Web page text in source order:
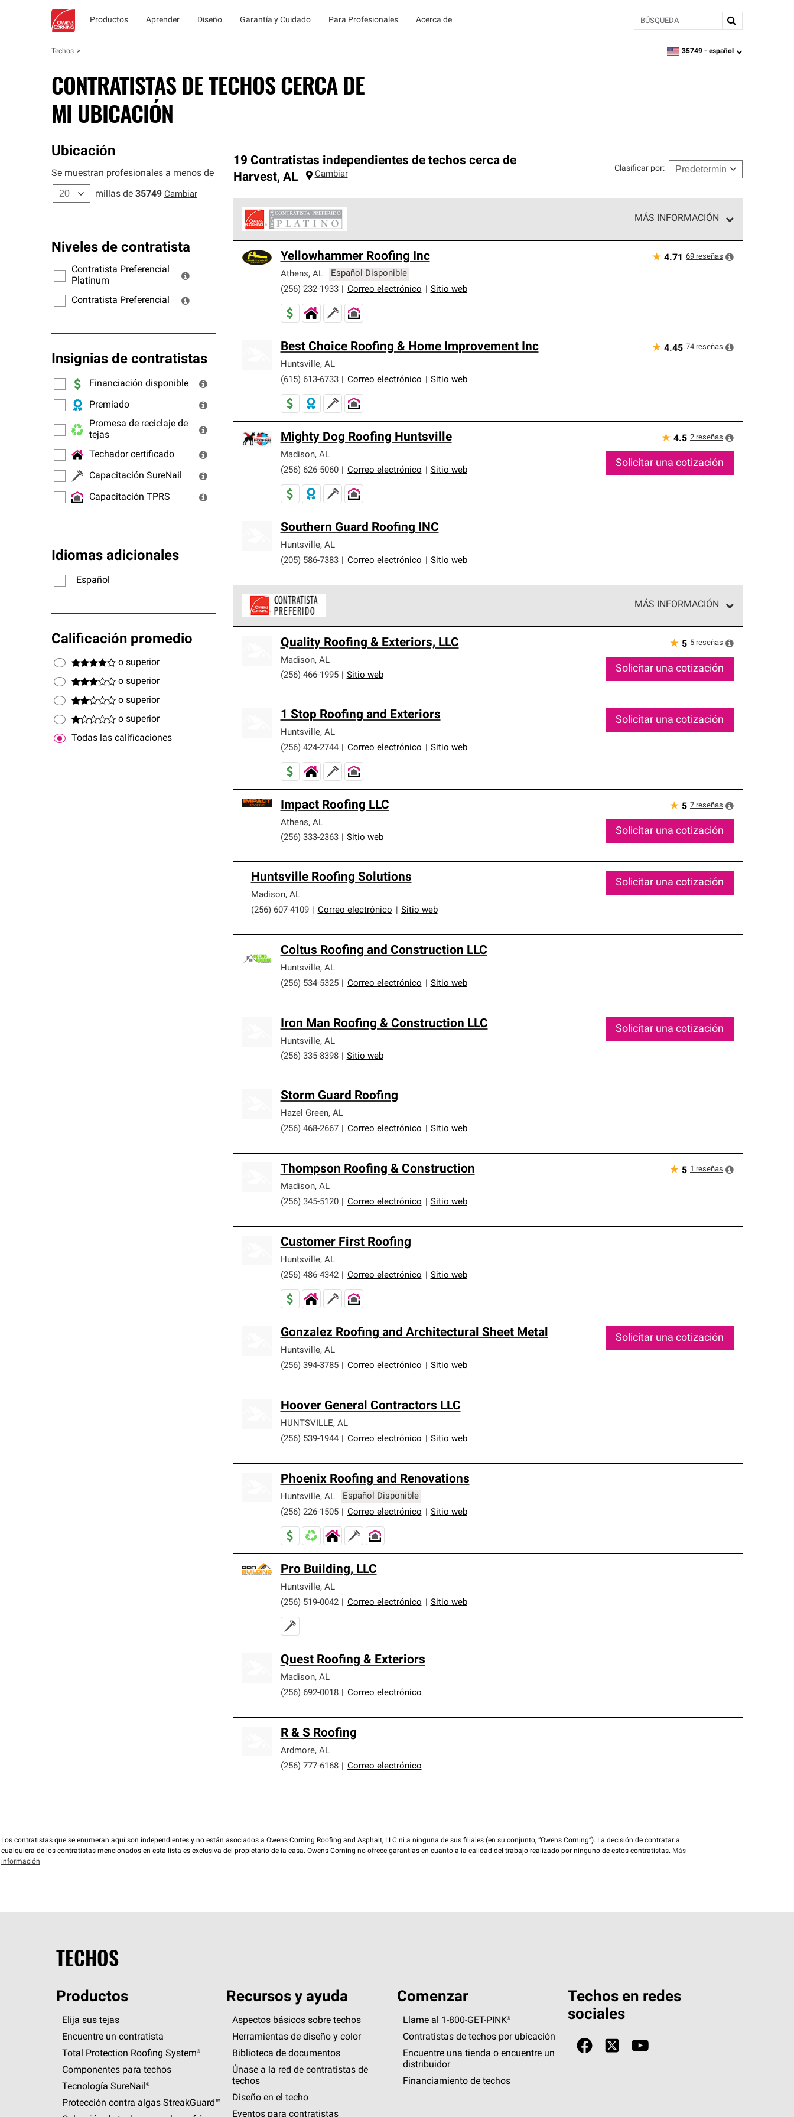
Productos Aprender Diseño Garantía y Cuidado Para Profesionales Acerca de BÚSQUEDA
Techos zipcode,language
35749 - español
CONTRATISTAS DE TECHOS CERCA DE
MI UBICACIÓN
Ubicación
Se muestran profesionales a menos de
millas de 35749 Cambiar
Niveles de contratista
Contratista Preferencial
Platinum
Contratista Preferencial
Insignias de contratistas
Financiación disponible
Premiado
Promesa de reciclaje de
tejas
Techador certificado
Capacitación SureNail
Capacitación TPRS
Idiomas adicionales
Español
Calificación promedio
o superior
o superior
o superior
o superior
Todas las calificaciones
19 Contratistas independientes de techos cerca de
Harvest, AL Cambiar
Clasificar por:
MÁS INFORMACIÓN
cumplen con estándares estrictos de profesionalismo, confiabilidad y destreza incomparable. Solo ellos pueden
ofrecer nuestra mejor garantía de sistemas de techos.
Yellowhammer Roofing Inc
Athens, AL
Español Disponible
(256) 232-1933
Correo electrónico Sitio web
★ 4.71 69 reseñas
Best Choice Roofing & Home Improvement Inc
Huntsville, AL
(615) 613-6733
Correo electrónico Sitio web
★ 4.45 74 reseñas
Mighty Dog Roofing Huntsville
Madison, AL
(256) 626-5060
Correo electrónico Sitio web
★ 4.5 2 reseñas
Solicitar una cotización
Southern Guard Roofing INC
Huntsville, AL
(205) 586-7383
Correo electrónico Sitio web
MÁS INFORMACIÓN
cumplen con altos estándares y requisitos estrictos de profesionalismo y confiabilidad.
Quality Roofing & Exteriors, LLC
Madison, AL
(256) 466-1995
Sitio web
★ 5 5 reseñas
Solicitar una cotización
1 Stop Roofing and Exteriors
Huntsville, AL
(256) 424-2744
Correo electrónico Sitio web
Solicitar una cotización
Impact Roofing LLC
Athens, AL
(256) 333-2363
Sitio web
★ 5 7 reseñas
Solicitar una cotización
Huntsville Roofing Solutions
Madison, AL
(256) 607-4109
Correo electrónico Sitio web
Solicitar una cotización
Coltus Roofing and Construction LLC
Huntsville, AL
(256) 534-5325
Correo electrónico Sitio web
Iron Man Roofing & Construction LLC
Huntsville, AL
(256) 335-8398
Sitio web
Solicitar una cotización
Storm Guard Roofing
Hazel Green, AL
(256) 468-2667
Correo electrónico Sitio web
Thompson Roofing & Construction
Madison, AL
(256) 345-5120
Correo electrónico Sitio web
★ 5 1 reseñas
Customer First Roofing
Huntsville, AL
(256) 486-4342
Correo electrónico Sitio web
Gonzalez Roofing and Architectural Sheet Metal
Huntsville, AL
(256) 394-3785
Correo electrónico Sitio web
Solicitar una cotización
Hoover General Contractors LLC
HUNTSVILLE, AL
(256) 539-1944
Correo electrónico Sitio web
Phoenix Roofing and Renovations
Huntsville, AL
Español Disponible
(256) 226-1505
Correo electrónico Sitio web
Pro Building, LLC
Huntsville, AL
(256) 519-0042
Correo electrónico Sitio web
Quest Roofing & Exteriors
Madison, AL
(256) 692-0018
Correo electrónico
R & S Roofing
Ardmore, AL
(256) 777-6168
Correo electrónico
Los contratistas que se enumeran aquí son independientes y no están asociados a Owens Corning Roofing and Asphalt, LLC ni a ninguna de sus filiales (en su conjunto, “Owens Corning”). La decisión de contratar a
cualquiera de los contratistas mencionados en esta lista es exclusiva del propietario de la casa. Owens Corning no ofrece garantías en cuanto a la calidad del trabajo realizado por ninguno de estos contratistas. Más
información
TECHOS
Productos
Elija sus tejas
Encuentre un contratista
Total Protection Roofing System®
Componentes para techos
Tecnología SureNail®
Protección contra algas StreakGuard™
Recursos y ayuda
Aspectos básicos sobre techos
Herramientas de diseño y color
Biblioteca de documentos
Únase a la red de contratistas de
techos
Diseño en el techo
Eventos para contratistas
Comenzar
Llame al 1-800-GET-PINK®
Contratistas de techos por ubicación
Encuentre una tienda o encuentre un
distribuidor
Financiamiento de techos
Techos en redes
sociales